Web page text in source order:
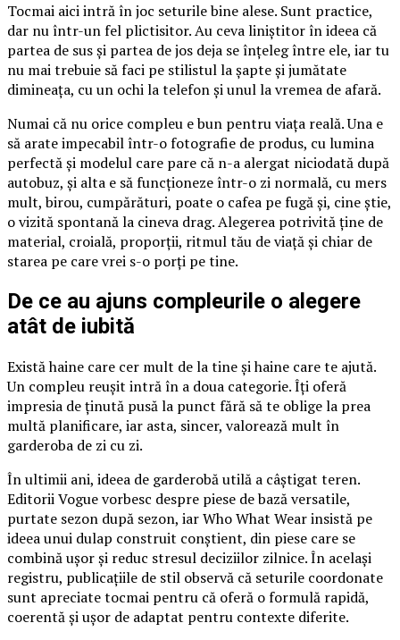
Tocmai aici intră în joc seturile bine alese. Sunt practice,
dar nu într-un fel plictisitor. Au ceva liniștitor în ideea că
partea de sus și partea de jos deja se înțeleg între ele, iar tu
nu mai trebuie să faci pe stilistul la șapte și jumătate
dimineața, cu un ochi la telefon și unul la vremea de afară.
Numai că nu orice compleu e bun pentru viața reală. Una e
să arate impecabil într-o fotografie de produs, cu lumina
perfectă și modelul care pare că n-a alergat niciodată după
autobuz, și alta e să funcționeze într-o zi normală, cu mers
mult, birou, cumpărături, poate o cafea pe fugă și, cine știe,
o vizită spontană la cineva drag. Alegerea potrivită ține de
material, croială, proporții, ritmul tău de viață și chiar de
starea pe care vrei s-o porți pe tine.
De ce au ajuns compleurile o alegere
atât de iubită
Există haine care cer mult de la tine și haine care te ajută.
Un compleu reușit intră în a doua categorie. Îți oferă
impresia de ținută pusă la punct fără să te oblige la prea
multă planificare, iar asta, sincer, valorează mult în
garderoba de zi cu zi.
În ultimii ani, ideea de garderobă utilă a câștigat teren.
Editorii Vogue vorbesc despre piese de bază versatile,
purtate sezon după sezon, iar Who What Wear insistă pe
ideea unui dulap construit conștient, din piese care se
combină ușor și reduc stresul deciziilor zilnice. În același
registru, publicațiile de stil observă că seturile coordonate
sunt apreciate tocmai pentru că oferă o formulă rapidă,
coerentă și ușor de adaptat pentru contexte diferite.